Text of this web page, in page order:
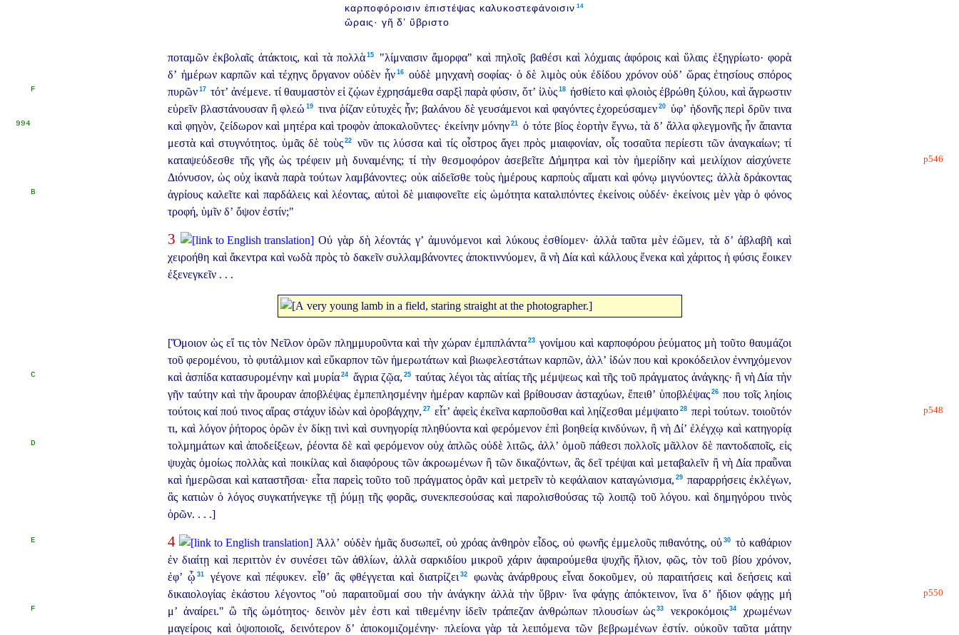
καρποφόροισιν ἐπιστέψας καλυκοστεφάνοισιν⁠ 14
ὥραις· γῆ δ’ ὕβριστο
ποταμῶν ἐκβολαῖς ἀτάκτοις, καὶ τὰ πολλὰ⁠ 15
"λίμναισιν ἄμορφα" καὶ πηλοῖς βαθέσι καὶ λόχμαις ἀφόροις καὶ ὕλαις ἐξηγρίωτο· φορὰ
δ’ ἡμέρων καρπῶν καὶ τέχηνς ὄργανον οὐδὲν ἦν⁠ 16
οὐδὲ μηνχανὴ σοφίας· ὁ δὲ λιμὸς οὐκ ἐδίδου χρόνον οὐδ’ ὥρας ἐτησίους σπόρος
πυρῶν⁠ 17 τότ’ ἀνέμενε. τί θαυμαστὸν εἰ ζῴων ἐχρησάμεθα σαρξὶ παρὰ φύσιν, ὅτ’ ἰλὺς⁠ 18 ἠσθίετο καὶ φλοιὸς ἐβρώθη ξύλου,
F
καὶ ἄγρωστιν
εὑρεῖν βλαστάνουσαν ἢ φλεώ⁠ 19 τινα ῥίζαν εὐτυχὲς ἦν; βαλάνου δὲ γευσάμενοι καὶ φαγόντες ἐχορεύσαμεν⁠ 20
ὑφ’ ἡδονῆς περὶ δρῦν τινα
καὶ φηγὸν, ζείδωρον καὶ μητέρα καὶ τροφὸν ἀποκαλοῦντες·
994 ἐκείνην μόνην⁠ 21
ὁ τότε βίος ἑορτὴν ἔγνω, τὰ δ’ ἄλλα φλεγμονῆς ἦν ἅπαντα
μεστὰ καὶ στυγνότητος. ὑμᾶς δὲ τοὺς⁠ 22
νῦν τις λύσσα καὶ τίς οἶστρος ἄγει πρὸς μιαιφονίαν, οἷς τοσαῦτα περίεστι τῶν ἀναγκαίων; τί
καταψεύδεσθε τῆς γῆς ὡς τρέφειν μὴ δυναμένης; τί τὴν θεσμοφόρον ἀσεβεῖτε Δήμητρα καὶ τὸν
p546
ἡμερίδην καὶ μειλίχιον αἰσχύνετε
Διόνυσον, ὡς οὐχ ἱκανὰ παρὰ τούτων λαμβάνοντες; οὐκ αἰδεῖσθε τοὺς ἡμέρους καρποὺς αἵματι καὶ φόνῳ μιγνύοντες; ἀλλὰ δράκοντας
ἀγρίους καλεῖτε καὶ παρδάλεις καὶ λέοντας, αὐτοὶ δὲ μιαιφονεῖτε εἰς ὠμότητα καταλιπόντες ἐκείνοις οὐδέν·
B
ἐκείνοις μὲν γὰρ ὁ φόνος
τροφή, ὑμῖν δ’ ὄψον ἐστίν;"
3
Οὐ γὰρ δὴ λέοντάς γ’ ἀμυνόμενοι καὶ λύκους ἐσθίομεν· ἀλλὰ ταῦτα μὲν ἐῶμεν, τὰ δ’ ἀβλαβῆ καὶ
χειροήθη καὶ ἄκεντρα καὶ νωδὰ πρὸς τὸ δακεῖν συλλαμβάνοντες ἀποκτιννύομεν, ἃ νὴ Δία καὶ κάλλους ἕνεκα καὶ χάριτος ἡ φύσις ἔοικεν
ἐξενεγκεῖν . . .
[Ὅμοιον ὡς εἴ τις τὸν Νεῖλον ὁρῶν πλημμυροῦντα καὶ τὴν χώραν ἐμπιπλάντα⁠ 23
γονίμου καὶ καρποφόρου ῥεύματος μὴ τοῦτο θαυμάζοι
τοῦ φερομένου, τὸ φυτάλμιον καὶ εὔκαρπον τῶν ἡμερωτάτων καὶ βιωφελεστάτων καρπῶν, ἀλλ’ ἰδών που καὶ κροκόδειλον ἐννηχόμενον
καὶ ἀσπίδα κατασυρομένην καὶ μυρία⁠ 24 ἄγρια ζῷα,⁠ 25
C
ταύτας λέγοι τὰς αἰτίας τῆς μέμψεως καὶ τῆς τοῦ πράγματος ἀνάγκης· ἢ νὴ Δία τὴν
γῆν ταύτην καὶ τὴν ἄρουραν ἀποβλέψας ἐμπεπλησμένην ἡμέραν καρπῶν καὶ βρίθουσαν ἀσταχύων, ἔπειθ’ ὑποβλέψας⁠ 26
που τοῖς ληίοις
τούτοις
p548
καί πού τινος αἴρας στάχυν ἰδὼν καὶ ὀροβάγχην,⁠ 27 εἶτ’ ἀφεὶς ἐκεῖνα καρποῦσθαι καὶ ληίζεσθαι μέμψαιτο⁠ 28
περὶ τούτων. τοιοῦτόν
τι, καὶ λόγον ῥήτορος ὁρῶν ἐν δίκῃ τινὶ καὶ συνηγορίᾳ πληθύοντα καὶ φερόμενον ἐπὶ βοηθείᾳ κινδύνων, ἢ νὴ Δί’ ἐλέγχῳ καὶ κατηγορίᾳ
τολμημάτων καὶ ἀποδείξεων,
D
ῥέοντα δὲ καὶ φερόμενον οὐχ ἁπλῶς οὐδὲ λιτῶς, ἀλλ’ ὁμοῦ πάθεσι πολλοῖς μᾶλλον δὲ παντοδαποῖς, εἰς
ψυχὰς ὁμοίως πολλὰς καὶ ποικίλας καὶ διαφόρους τῶν ἀκροωμένων ἢ τῶν δικαζόντων, ἃς δεῖ τρέψαι καὶ μεταβαλεῖν ἢ νὴ Δία πραῧναι
καὶ ἡμερῶσαι καὶ καταστῆσαι· εἶτα παρεὶς τοῦτο τοῦ πράγματος ὁρᾶν καὶ μετρεῖν τὸ κεφάλαιον καταγώνισμα,⁠ 29
παραρρήσεις ἐκλέγων,
ἃς κατιὼν ὁ λόγος συγκατήνεγκε τῇ ῥύμῃ τῆς φορᾶς, συνεκπεσούσας καὶ παρολισθούσας τῷ λοιπῷ τοῦ λόγου. καὶ δημηγόρου τινὸς
ὁρῶν. . . .]
4 Ἀλλ’ οὐδὲν ἡμᾶς δυσωπεῖ, οὐ χρόας ἀνθηρὸν εἶδος, οὐ φωνῆς ἐμμελοῦς πιθανότης,
E οὐ⁠ 30
τὸ καθάριον
ἐν διαίτῃ καὶ περιττὸν ἐν συνέσει τῶν ἀθλίων, ἀλλὰ σαρκιδίου μικροῦ χάριν ἀφαιρούμεθα ψυχῆς ἥλιον, φῶς, τὸν τοῦ βίου χρόνον,
ἐφ’ ᾧ⁠ 31 γέγονε καὶ πέφυκεν. εἶθ’ ἃς φθέγγεται καὶ διατρίζει⁠ 32
φωνὰς ἀνάρθρους εἶναι δοκοῦμεν, οὐ παραιτήσεις καὶ δεήσεις καὶ
δικαιολογίας ἑκάστου λέγοντος "οὐ
p550
παραιτοῦμαί σου τὴν ἀνάγκην ἀλλὰ τὴν ὕβριν· ἵνα φάγῃς ἀπόκτεινον, ἵνα δ’ ἥδιον φάγῃς μή
μ’ ἀναίρει." ὢ τῆς ὠμότητος· δεινὸν μὲν ἐστι καὶ τιθεμένην ἰδεῖν τράπεζαν ἀνθρώπων πλουσίων ὡς⁠ 33 νεκροκόμοις⁠34
F
χρωμένων
μαγείροις καὶ ὀψοποιοῖς, δεινότερον δ’ ἀποκομιζομένην· πλείονα γὰρ τὰ λειπόμενα τῶν βεβρωμένων ἐστίν. οὐκοῦν ταῦτα μάτην